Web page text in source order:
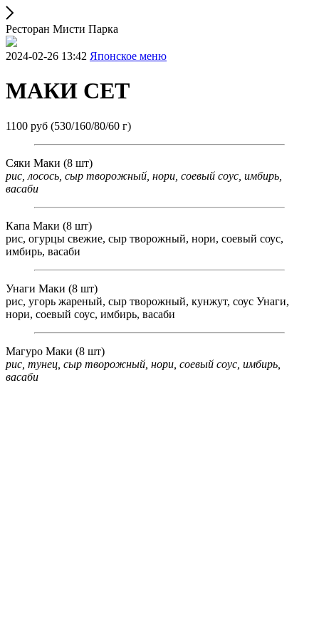
Ресторан Мисти Парка
2024-02-26 13:42 Японское меню
МАКИ СЕТ
1100 руб (530/160/80/60 г)
Сяки Маки (8 шт)
рис, лосось, сыр творожный, нори, соевый соус, имбирь,
васаби
Капа Маки (8 шт)
рис, огурцы свежие, сыр творожный, нори, соевый соус,
имбирь, васаби
Унаги Маки (8 шт)
рис, угорь жареный, сыр творожный, кунжут, соус Унаги,
нори, соевый соус, имбирь, васаби
Магуро Маки (8 шт)
рис, тунец, сыр творожный, нори, соевый соус, имбирь,
васаби